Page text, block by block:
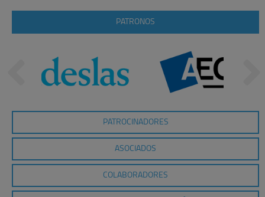
PATRONOS
PATROCINADORES
ASOCIADOS
COLABORADORES